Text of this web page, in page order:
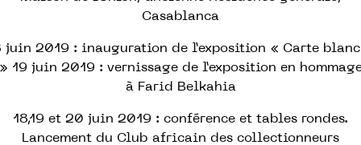
Casablanca
juin 2019 : inauguration de l’exposition « Carte
» 19 juin 2019 : vernissage de l’exposition en
à Farid Belkahia
18,19 et 20 juin 2019 : conférence et tables rondes.
Lancement du Club africain des collectionneurs